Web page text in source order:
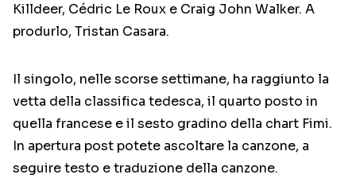
Killdeer, Cédric Le Roux e Craig John Walker. A
produrlo, Tristan Casara.
Il singolo, nelle scorse settimane, ha raggiunto la
vetta della classifica tedesca, il quarto posto in
quella francese e il sesto gradino della chart Fimi.
In apertura post potete ascoltare la canzone, a
seguire testo e traduzione della canzone.